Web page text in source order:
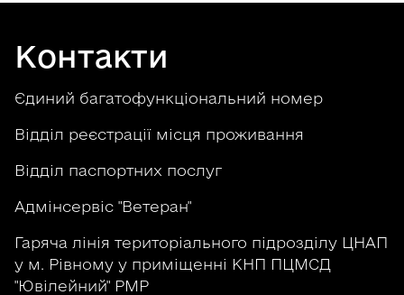
Контакти
Єдиний багатофункціональний номер
Відділ реєстрації місця проживання
Відділ паспортних послуг
Адмінсервіс "Ветеран"
Гаряча лінія територіального підрозділу ЦНАП
у м. Рівному у приміщенні КНП ПЦМСД
"Ювілейний" РМР